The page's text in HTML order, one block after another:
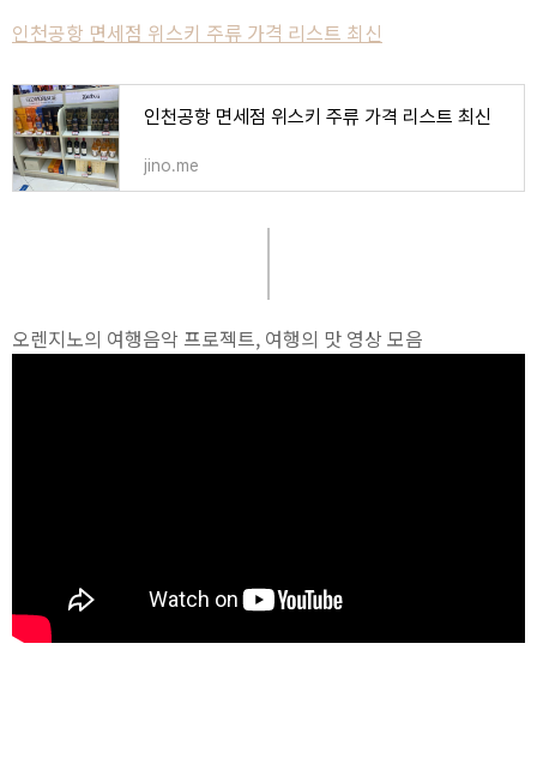
인천공항 면세점 위스키 주류 가격 리스트 최신
인천공항 면세점 위스키 주류 가격 리스트 최신
jino.me
오렌지노의 여행음악 프로젝트, 여행의 맛 영상 모음